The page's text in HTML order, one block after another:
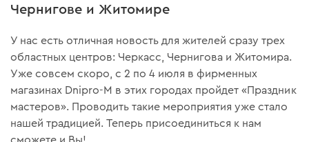
Чернигове и Житомире
У нас есть отличная новость для жителей сразу трех
областных центров: Черкасс, Чернигова и Житомира.
Уже совсем скоро, с 2 по 4 июля в фирменных
магазинах Dnipro-M в этих городах пройдет «Праздник
мастеров». Проводить такие мероприятия уже стало
нашей традицией. Теперь присоединиться к нам
сможете и Вы!